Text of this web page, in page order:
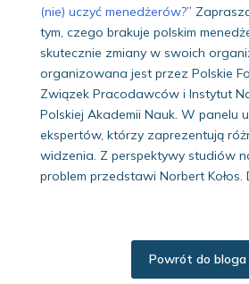
(nie) uczyć menedżerów?”
tym, czego brakuje polskim
skutecznie zmiany w swoich
organizowana jest przez Polskie
Związek Pracodawców i Instytut
Polskiej Akademii Nauk. W panelu
ekspertów, którzy zaprezentują
widzenia. Z perspektywy studiów
problem przedstawi Norbert Kołos.
Powrót do bloga